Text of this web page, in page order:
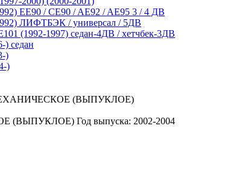
EE90 / CE90 / AE92 / AE95 3 / 4 ДВ
ЛИФТБЭК / универсал / 5ДВ
(1992-1997) седан-4ДВ / хетчбек-3ДВ
) седан
)
)
(ВЫПУКЛОЕ) Год выпуска: 2002-2004